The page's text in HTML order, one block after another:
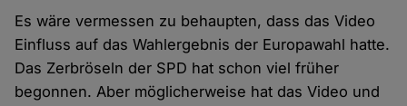
Es wäre vermessen zu behaupten, dass das Video
Einfluss auf das Wahlergebnis der Europawahl hatte.
Das Zerbröseln der SPD hat schon viel früher
begonnen. Aber möglicherweise hat das Video und